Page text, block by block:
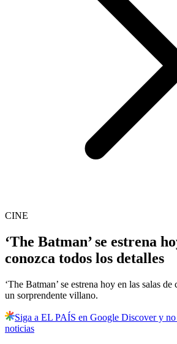
CINE
‘The Batman’ se estrena
conozca todos los detalles
‘The Batman’ se estrena hoy en las salas
un sorprendente villano.
Siga a EL PAÍS en Google Discover y no
noticias